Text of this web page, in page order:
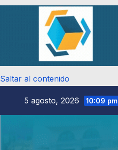
Saltar al contenido
5 agosto, 2026 10:09 pm